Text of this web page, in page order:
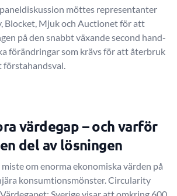
möttes representanter
Blocket, Mjuk och Auctionet för att
på den snabbt växande second hand-
förändringar som krävs för att återbruk
förstahandsval.
värdegap – och varför
del av lösningen
miste om enorma ekonomiska värden på
konsumtionsmönster. Circularity